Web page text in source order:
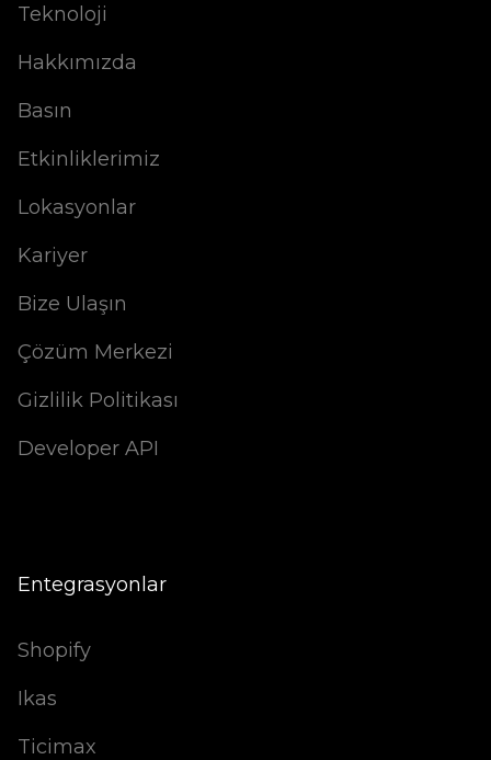
Teknoloji
Hakkımızda
Basın
Etkinliklerimiz
Lokasyonlar
Kariyer
Bize Ulaşın
Çözüm Merkezi
Gizlilik Politikası
Developer API
Entegrasyonlar
Shopify
Ikas
Ticimax